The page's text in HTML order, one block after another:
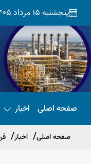
پنجشنبه 15 مرداد 1405
صفحه اصلی اخبار
صفحه اصلی اخبار